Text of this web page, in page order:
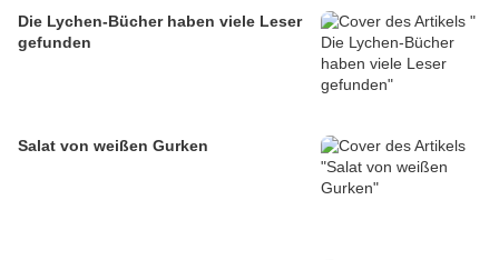
Die Lychen-Bücher haben viele Leser
gefunden
Salat von weißen Gurken